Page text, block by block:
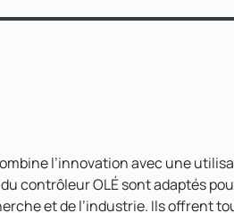
l’innovation avec une
contrôleur OLÉ sont adaptés
et de l’industrie. Ils offrent